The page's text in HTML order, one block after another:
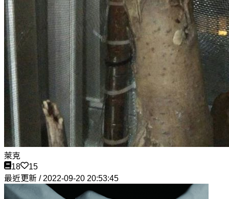
萊克
18
15
最近更新 / 2022-09-20 20:53:45